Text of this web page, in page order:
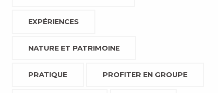
EXPÉRIENCES
NATURE ET PATRIMOINE
PRATIQUE PROFITER EN GROUPE